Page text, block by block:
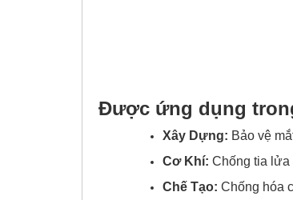
Được ứng dụng
Xây Dựng: Bảo vệ
Cơ Khí: Chống tia lửa
Chế Tạo: Chống hóa